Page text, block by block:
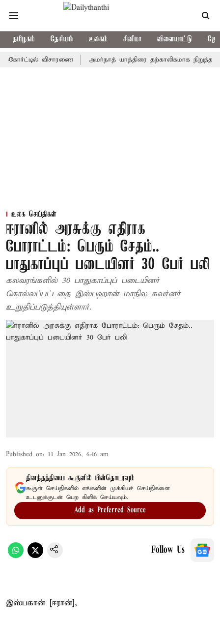
தமிழகம் தேசியம் உலகம் சினிமா விளையாட்டு
விசாரணை அமர்நாத் யாத்திரை தற்காலிகமாக நிறுத்தம்
உலக செய்திகள்
ஈரானில் அரசுக்கு எதிராக
போராட்டம்: பெரும் சேதம்..
பாதுகாப்புப் படையினர் 30 பேர் பலி
கலவரங்களில் 30 பாதுகாப்புப் படையினர்
கொல்லப்பட்டதை இஸ்பஹான் மாநில கவர்னர்
உறுதிப்படுத்தியுள்ளார்.
Published on: 11 Jan 2026, 6:46 am
தினத்தந்தியை கூகுளில் பின்தொடரவும்
கூகுள் செய்திகளில் எங்களின் முக்கியச் செய்திகளை
உடனுக்குடன் பெற கிளிக் செய்யவும்.
Add as Preferred Source
Follow Us
இஸ்பகான் [ஈரான்],